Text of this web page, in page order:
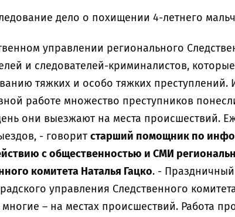
дело о похищении 4-летнего
управлении регионального
и следователей-криминалистов,
тяжких и особо тяжких преступлений.
работе множество преступников
они выезжают на места происшествий.
- говорит старший помощник по
с общественностью и СМИ
комитета Наталья Гацко. - Праздничный
управления Следственного
многие – на местах происшествий. Работа